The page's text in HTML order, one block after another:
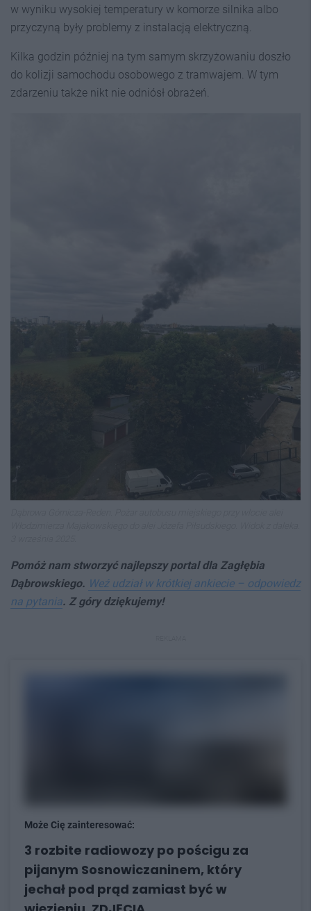
w wyniku wysokiej temperatury w komorze silnika albo
przyczyną były problemy z instalacją elektryczną.
Kilka godzin później na tym samym skrzyżowaniu doszło
do kolizji samochodu osobowego z tramwajem. W tym
zdarzeniu także nikt nie odniósł obrażeń.
Pomóż nam stworzyć najlepszy portal dla Zagłębia
Dąbrowskiego. Weź udział w krótkiej ankiecie – odpowiedz
na pytania. Z góry dziękujemy!
Może Cię zainteresować:
3 rozbite radiowozy po pościgu za
pijanym Sosnowiczaninem, który
jechał pod prąd zamiast być w